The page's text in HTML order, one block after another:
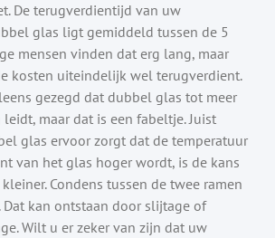
De terugverdientijd van uw
glas ligt gemiddeld tussen de 5
mensen vinden dat erg lang, maar
kosten uiteindelijk wel terugverdient.
gezegd dat dubbel glas tot meer
maar dat is een fabeltje. Juist
glas ervoor zorgt dat de temperatuur
van het glas hoger wordt, is de kans
Condens tussen de twee ramen
kan ontstaan door slijtage of
Wilt u er zeker van zijn dat uw